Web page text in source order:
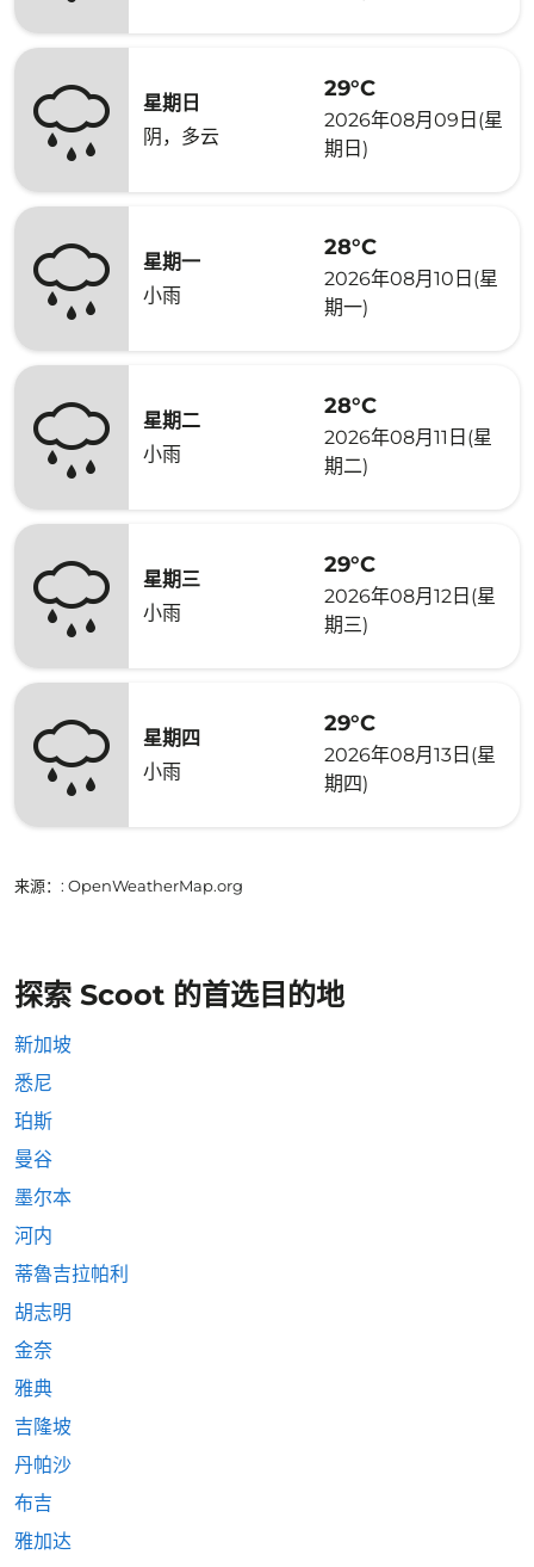
星期日
阴，多云
29°C
2026年08月09日(星
期日)
星期一
小雨
28°C
2026年08月10日(星
期一)
星期二
小雨
28°C
2026年08月11日(星
期二)
星期三
小雨
29°C
2026年08月12日(星
期三)
星期四
小雨
29°C
2026年08月13日(星
期四)
来源： : OpenWeatherMap.org
探索 Scoot 的首选目的地
新加坡
悉尼
珀斯
曼谷
墨尔本
河内
蒂魯吉拉帕利
胡志明
金奈
雅典
吉隆坡
丹帕沙
布吉
雅加达